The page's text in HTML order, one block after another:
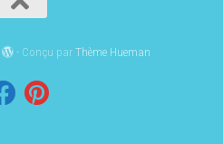
- Conçu parThème Hueman